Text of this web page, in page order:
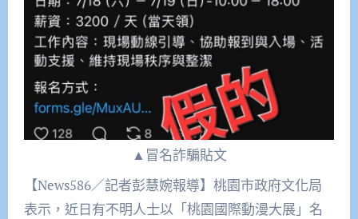
▲冒名詐騙貼文
【News586／記者彭慧婉報導】桃園市政府文化局
表示，近日有不明人士以「桃園國際動漫大展」名